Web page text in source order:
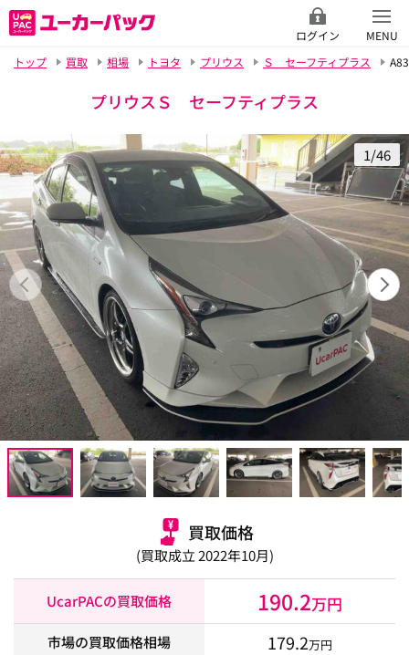
ログイン
MENU
トップ
買取 相場 トヨタ プリウス Ｓ セーフティプラス
プリウスＳ セーフティプラス
1/46
買取価格
(買取成立 2022年10月)
UcarPACの買取価格 190.2万円
市場の買取価格相場 179.2万円